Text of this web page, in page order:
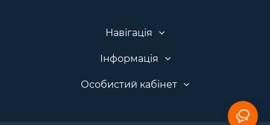
Навігація
Інформація
Особистий кабінет